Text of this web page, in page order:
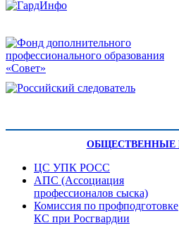
ОБЩЕСТВЕННЫЕ
ЦС УПК РОСС
АПС (Ассоциация
профессионалов сыска)
Комиссия по профподготовке
КС при Росгвардии